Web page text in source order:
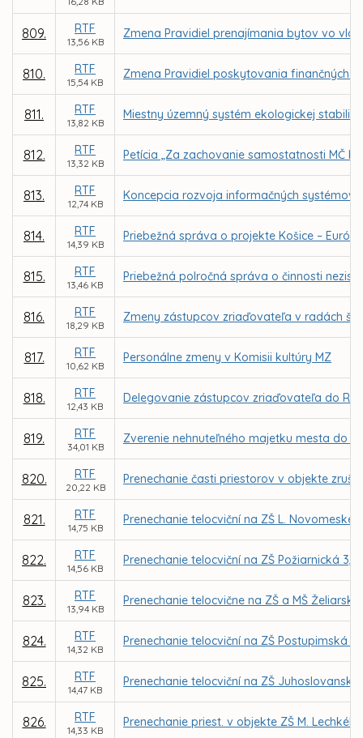
809. RTF
13,56 KB
Zmena Pravidiel prenajímania bytov vo
810. RTF
15,54 KB
Zmena Pravidiel poskytovania finančných
811. RTF
13,82 KB
Miestny územný systém ekologickej
812. RTF
13,32 KB
Petícia „Za zachovanie samostatnosti MČ
813. RTF
12,74 KB
Koncepcia rozvoja informačných systémov
814. RTF
14,39 KB
Priebežná správa o projekte Košice –
815. RTF
13,46 KB
Priebežná polročná správa o činnosti
816. RTF
18,29 KB
Zmeny zástupcov zriaďovateľa v radách
817. RTF
10,62 KB
Personálne zmeny v Komisii kultúry MZ
818. RTF
12,43 KB
Delegovanie zástupcov zriaďovateľa do
819. RTF
34,01 KB
Zverenie nehnuteľného majetku mesta do
820. RTF
20,22 KB
Prenechanie časti priestorov v objekte zruš.
821. RTF
14,75 KB
Prenechanie telocviční na ZŠ L.
822. RTF
14,56 KB
Prenechanie telocviční na ZŠ Požiarnická
823. RTF
13,94 KB
Prenechanie telocvične na ZŠ a MŠ
824. RTF
14,32 KB
Prenechanie telocviční na ZŠ Postupimská
825. RTF
14,47 KB
Prenechanie telocviční na ZŠ
826. RTF
14,33 KB
Prenechanie priest. v objekte ZŠ M.